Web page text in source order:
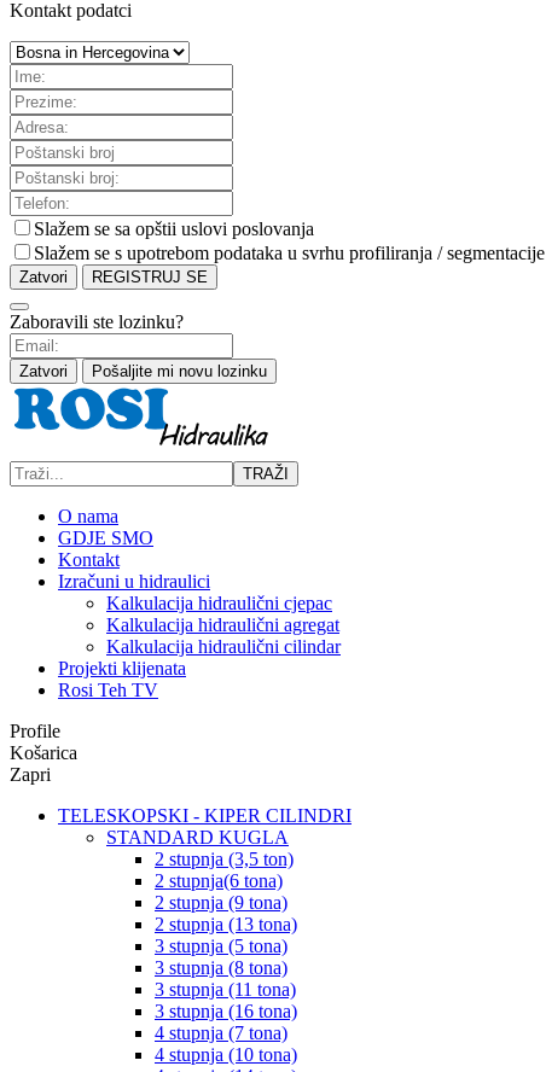
Kontakt podatci
Slažem se sa opštii uslovi poslovanja
Slažem se s upotrebom podataka u svrhu profiliranja / segmentacije
Zatvori REGISTRUJ SE
Zaboravili ste lozinku?
Zatvori Pošaljite mi novu lozinku
TRAŽI
O nama
GDJE SMO
Kontakt
Izračuni u hidraulici
Kalkulacija hidraulični cjepac
Kalkulacija hidraulični agregat
Kalkulacija hidraulični cilindar
Projekti klijenata
Rosi Teh TV
Profile
Košarica
Zapri
TELESKOPSKI - KIPER CILINDRI
STANDARD KUGLA
2 stupnja (3,5 ton)
2 stupnja(6 tona)
2 stupnja (9 tona)
2 stupnja (13 tona)
3 stupnja (5 tona)
3 stupnja (8 tona)
3 stupnja (11 tona)
3 stupnja (16 tona)
4 stupnja (7 tona)
4 stupnja (10 tona)